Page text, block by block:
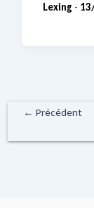
Lexing -
← Précédent